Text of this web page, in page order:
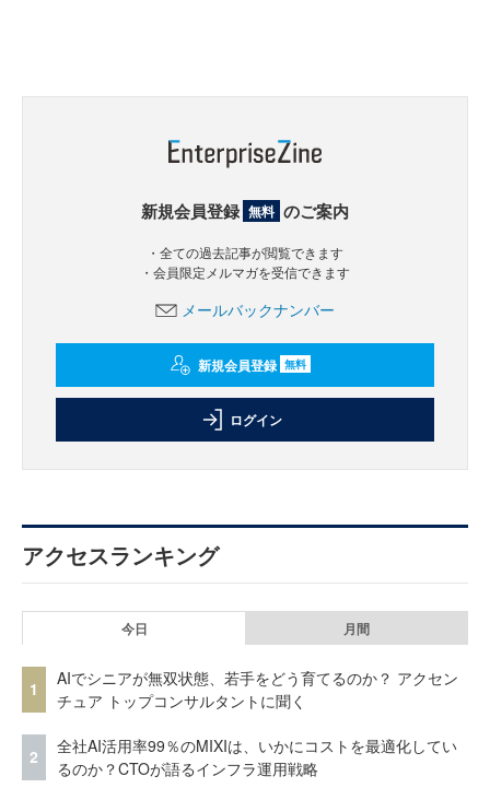
新規会員登録 無料 のご案内
・全ての過去記事が閲覧できます
・会員限定メルマガを受信できます
メールバックナンバー
新規会員登録 無料
ログイン
アクセスランキング
今日 月間
1
AIでシニアが無双状態、若手をどう育てるのか？ アクセン
チュア トップコンサルタントに聞く
2
全社AI活用率99％のMIXIは、いかにコストを最適化してい
るのか？CTOが語るインフラ運用戦略